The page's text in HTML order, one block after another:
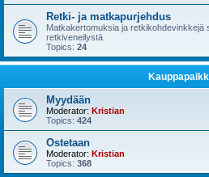
Retki- ja matkapurjehdus
Matkakertomuksia ja retkikohdevinkkejä
retkiveneilystä
Topics: 24
Myydään
Moderator: Kristian
Topics: 424
Ostetaan
Moderator: Kristian
Topics: 368